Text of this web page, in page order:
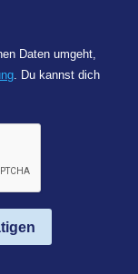
Daten umgeht,
. Du kannst dich